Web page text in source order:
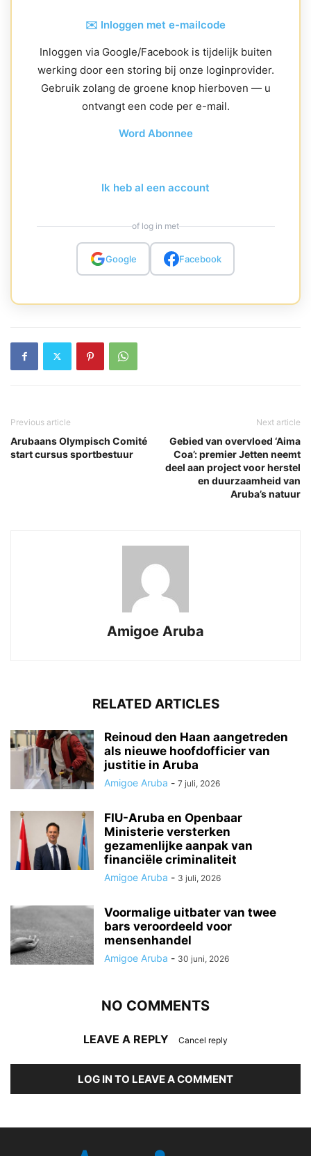
✉️ Inloggen met e-mailcode
Inloggen via Google/Facebook is tijdelijk buiten
werking door een storing bij onze loginprovider.
Gebruik zolang de groene knop hierboven — u
ontvangt een code per e-mail.
Word Abonnee
Ik heb al een account
of log in met
Google Facebook
Previous article
Arubaans Olympisch Comité
start cursus sportbestuur
Next article
Gebied van overvloed ‘Aima
Coa’: premier Jetten neemt
deel aan project voor herstel
en duurzaamheid van
Aruba’s natuur
Amigoe Aruba
RELATED ARTICLES
Reinoud den Haan aangetreden
als nieuwe hoofdofficier van
justitie in Aruba
Amigoe Aruba - 7 juli, 2026
FIU-Aruba en Openbaar
Ministerie versterken
gezamenlijke aanpak van
financiële criminaliteit
Amigoe Aruba - 3 juli, 2026
Voormalige uitbater van twee
bars veroordeeld voor
mensenhandel
Amigoe Aruba - 30 juni, 2026
NO COMMENTS
LEAVE A REPLY Cancel reply
LOG IN TO LEAVE A COMMENT